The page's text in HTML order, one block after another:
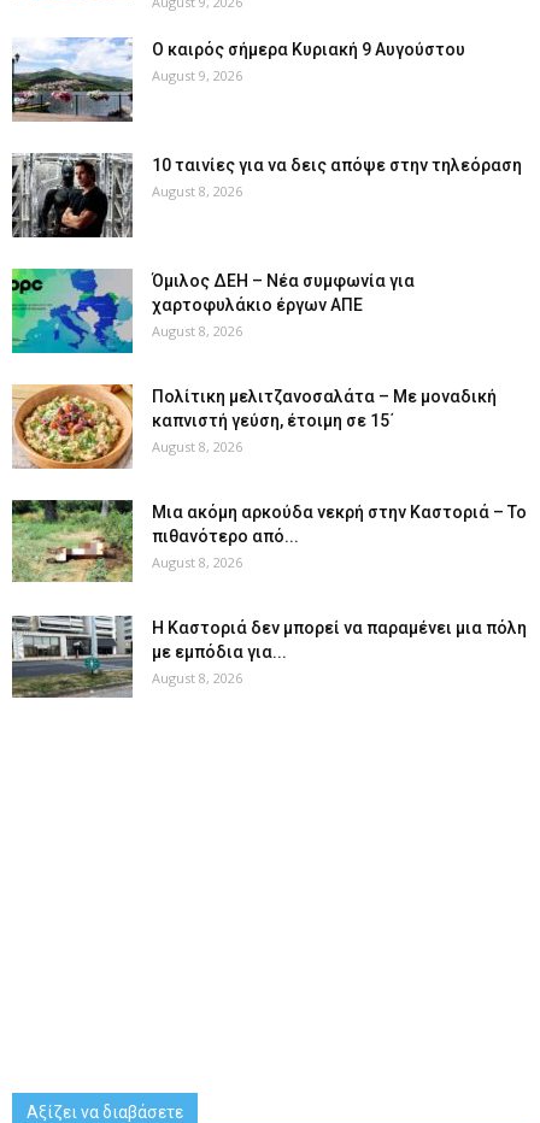
Ο καιρός σήμερα Κυριακή 9 Αυγούστου
August 9, 2026
10 ταινίες για να δεις απόψε στην τηλεόραση
August 8, 2026
Όμιλος ΔΕΗ – Νέα συμφωνία για
χαρτοφυλάκιο έργων ΑΠΕ
August 8, 2026
Πολίτικη μελιτζανοσαλάτα – Με μοναδική
καπνιστή γεύση, έτοιμη σε 15΄
August 8, 2026
Μια ακόμη αρκούδα νεκρή στην Καστοριά – Το
πιθανότερο από...
August 8, 2026
Η Καστοριά δεν μπορεί να παραμένει μια πόλη
με εμπόδια για...
August 8, 2026
Αξίζει να διαβάσετε